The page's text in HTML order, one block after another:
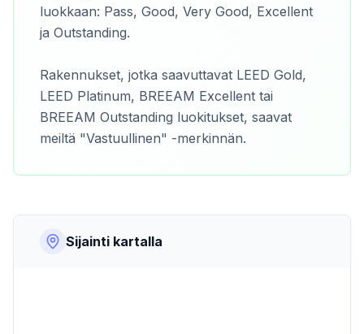
luokkaan: Pass, Good, Very Good, Excellent
ja Outstanding.
Rakennukset, jotka saavuttavat LEED Gold,
LEED Platinum, BREEAM Excellent tai
BREEAM Outstanding luokitukset, saavat
meiltä "Vastuullinen" -merkinnän.
Sijainti kartalla